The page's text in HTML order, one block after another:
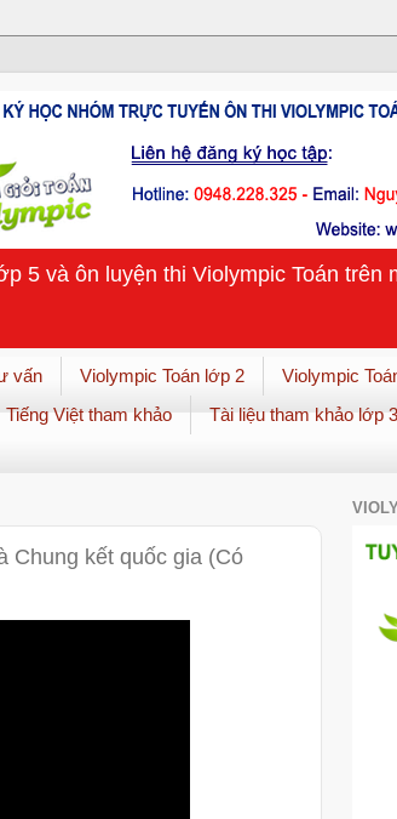
5 và ôn luyện thi Violympic Toán trên
vấn Violympic Toán lớp 2
Violympic
Tiếng Việt tham khảo Tài liệu tham khảo lớp 3
Chung kết quốc gia (Có